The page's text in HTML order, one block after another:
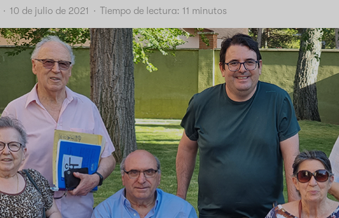
· 10 de julio de 2021 · Tiempo de lectura: 11 minutos